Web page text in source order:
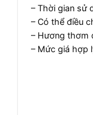
– Thời gian sử
– Có thể điều
– Hương thơm
– Mức giá hợp